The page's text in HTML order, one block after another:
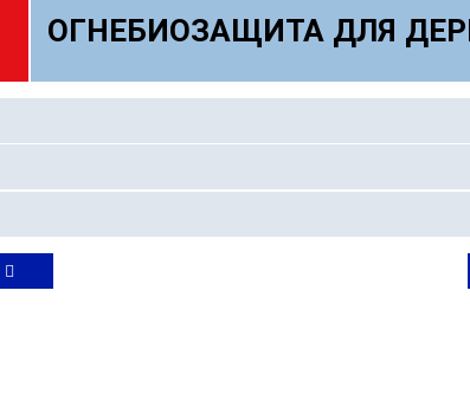
ОГНЕБИОЗАЩИТА ДЛЯ